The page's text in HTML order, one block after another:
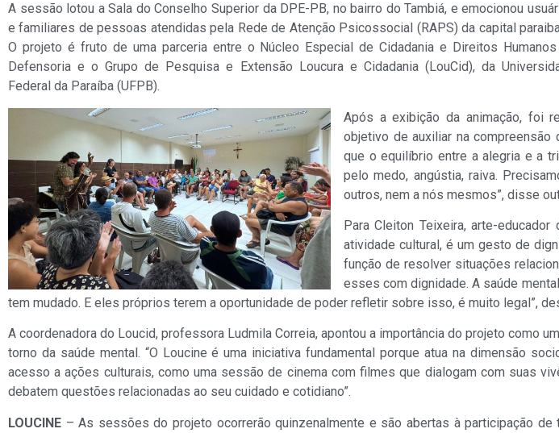
A sessão lotou a Sala do Conselho Superior da DPE-PB, no bairro do Tambiá, e emocionou
e familiares de pessoas atendidas pela Rede de Atenção Psicossocial (RAPS) da capital
O projeto é fruto de uma parceria entre o Núcleo Especial de Cidadania e Direitos
Defensoria e o Grupo de Pesquisa e Extensão Loucura e Cidadania (LouCid), da
Federal da Paraíba (UFPB).
Após a exibição da animação, foi
objetivo de auxiliar na
que o equilíbrio entre a alegria e a
pelo medo, angústia, raiva.
outros, nem a nós mesmos”, disse
Para Cleiton Teixeira, arte-
atividade cultural, é um gesto de
função de resolver situações
esses com dignidade. A saúde
tem mudado. E eles próprios terem a oportunidade de poder refletir sobre isso, é muito legal”,
A coordenadora do Loucid, professora Ludmila Correia, apontou a importância do projeto como
torno da saúde mental. “O Loucine é uma iniciativa fundamental porque atua na dimensão
acesso a ações culturais, como uma sessão de cinema com filmes que dialogam com suas
debatem questões relacionadas ao seu cuidado e cotidiano”.
LOUCINE – As sessões do projeto ocorrerão quinzenalmente e são abertas à participação